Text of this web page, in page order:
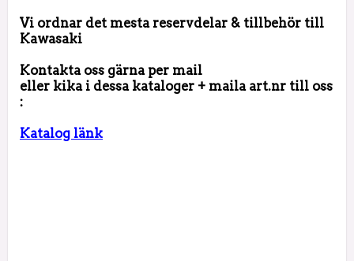
Vi ordnar det mesta reservdelar & tillbehör till
Kawasaki
Kontakta oss gärna per mail
eller kika i dessa kataloger + maila art.nr till oss
:
Katalog länk